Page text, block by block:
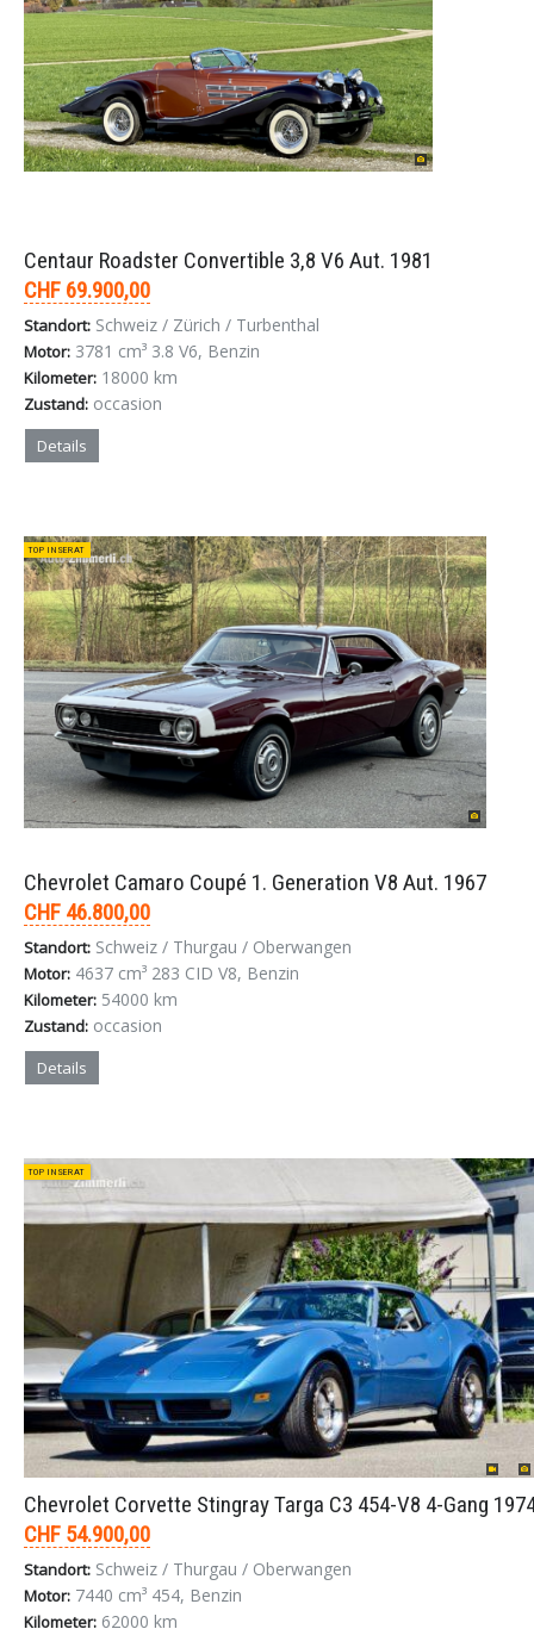
Centaur Roadster Convertible 3,8 V6 Aut. 1981
CHF 69.900,00
Standort: Schweiz / Zürich / Turbenthal
Motor: 3781 cm³ 3.8 V6, Benzin
Kilometer: 18000 km
Zustand: occasion
Details
TOP INSERAT
Chevrolet Camaro Coupé 1. Generation V8 Aut. 1967
CHF 46.800,00
Standort: Schweiz / Thurgau / Oberwangen
Motor: 4637 cm³ 283 CID V8, Benzin
Kilometer: 54000 km
Zustand: occasion
Details
TOP INSERAT
Chevrolet Corvette Stingray Targa C3 454-V8 4-Gang
CHF 54.900,00
Standort: Schweiz / Thurgau / Oberwangen
Motor: 7440 cm³ 454, Benzin
Kilometer: 62000 km